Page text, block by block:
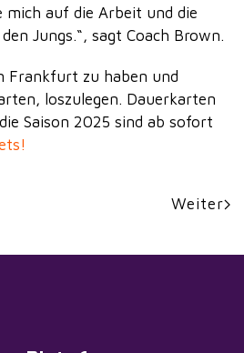
mich auf die Arbeit und die
Jungs.“, sagt Coach Brown.
Frankfurt zu haben und
loszulegen. Dauerkarten
Saison 2025 sind ab sofort
Weiter